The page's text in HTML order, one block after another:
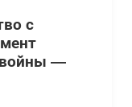
с
войны —